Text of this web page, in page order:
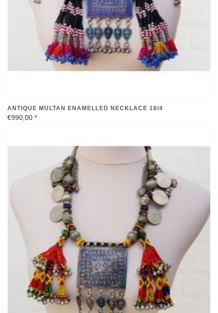
ANTIQUE MULTAN ENAMELLED NECKLACE 18/4
€990,00 *